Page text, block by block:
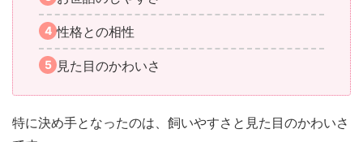
性格との相性
見た目のかわいさ
特に決め手となったのは、飼いやすさと見た目のかわいさ